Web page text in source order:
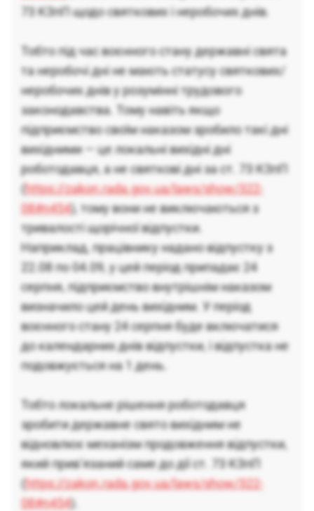
73 КЗпП щодо святкових і неробочих днів.
Тобто під час воєнного стану державні свята
та неробочі дні не мають статусу святкових/
неробочих днів у розумінні трудового
законодавства. Тому навіть якщо
підприємство своїм наказом зробило такі дні
вихідними — це локальні вихідні дні
роботодавця, а не святкові дні за ст. 73 КЗпП
(https://zakon.rada.gov.ua/laws/show/322-
08#n454), тому вони не виключаються з
тривалості щорічної відпустки.
Наприклад, працівнику надано відпустку з
22.08 по 04.09, у цей період припадає 24
серпня, підприємство внутрішнім наказом
визначило цей день вихідним. У період
воєнного стану 24 серпня буде включатися
до календарних днів відпустки, і відпустка не
подовжується на 1 день.
Тобто локальне рішення роботодавця
зробити державне свято вихідним не
відновлює механізм продовження відпустки,
який прив’язаний саме до дії ст. 73 КЗпП
(https://zakon.rada.gov.ua/laws/show/322-
08#n454).